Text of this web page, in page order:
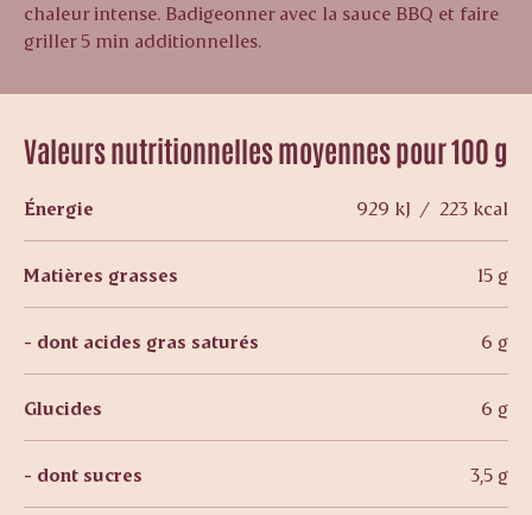
Valeurs nutritionnelles moyennes pour 100 g
Énergie 929 kJ / 223 kcal
Matières grasses 15 g
- dont acides gras saturés 6 g
Glucides 6 g
- dont sucres 3,5 g
chaleur intense. Badigeonner avec la sauce BBQ et faire
griller 5 min additionnelles.